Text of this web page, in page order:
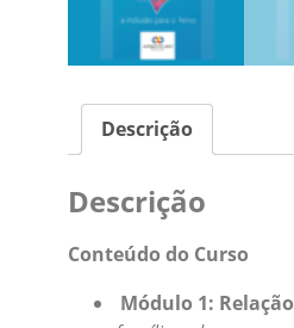
Descrição
Descrição
Conteúdo do Curso
Módulo 1: